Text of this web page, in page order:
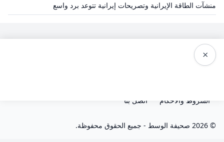
منشآت الطاقة الإيرانية وتصريحات إيرانية تتوعد برد واسع
×
الشروط والاحكام اتصل بنا
© 2026 صحيفة الوسط - جميع الحقوق محفوظة.